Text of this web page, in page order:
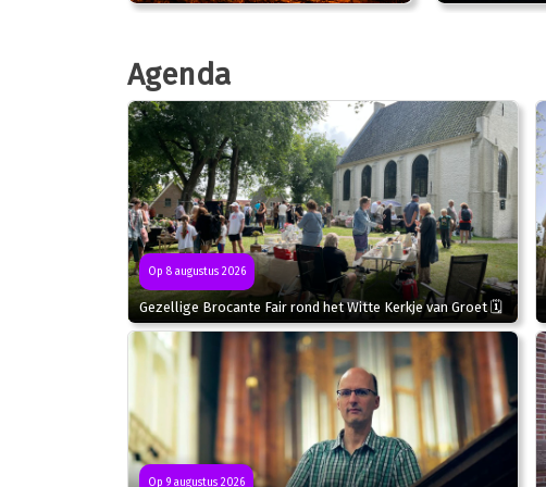
Agenda
Op 8 augustus 2026
Gezellige Brocante Fair rond het Witte Kerkje van Groet 🗓
Op 9 augustus 2026